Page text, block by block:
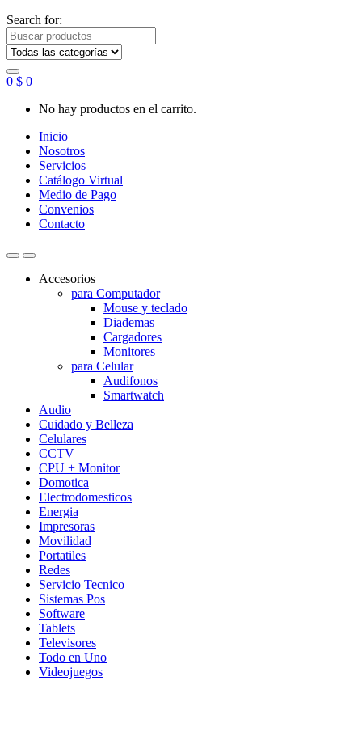
Search for:
0 $ 0
No hay productos en el carrito.
Inicio
Nosotros
Servicios
Catálogo Virtual
Medio de Pago
Convenios
Contacto
Accesorios
para Computador
Mouse y teclado
Diademas
Cargadores
Monitores
para Celular
Audifonos
Smartwatch
Audio
Cuidado y Belleza
Celulares
CCTV
CPU + Monitor
Domotica
Electrodomesticos
Energia
Impresoras
Movilidad
Portatiles
Redes
Servicio Tecnico
Sistemas Pos
Software
Tablets
Televisores
Todo en Uno
Videojuegos